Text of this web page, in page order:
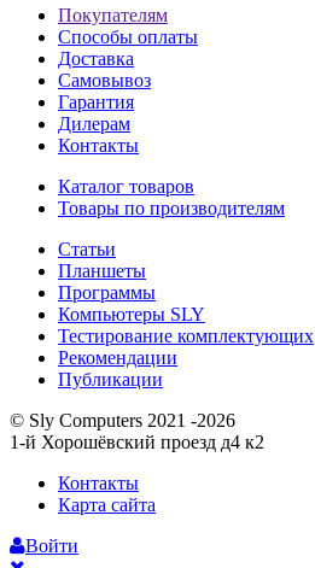
Покупателям
Способы оплаты
Доставка
Самовывоз
Гарантия
Дилерам
Контакты
Каталог товаров
Товары по производителям
Статьи
Планшеты
Программы
Компьютеры SLY
Тестирование комплектующих
Рекомендации
Публикации
© Sly Computers 2021 -2026
1-й Хорошёвский проезд д4 к2
Контакты
Карта сайта
Войти